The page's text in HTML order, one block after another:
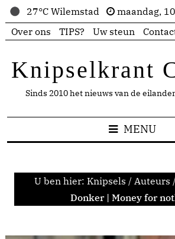
27°C Wilemstad
maandag,
Over ons
TIPS? Uw steun
Knipselkrant
Sinds 2010 het nieuws van de
MENU
U ben hier: Knipsels / Auteurs /
Donker | Money for